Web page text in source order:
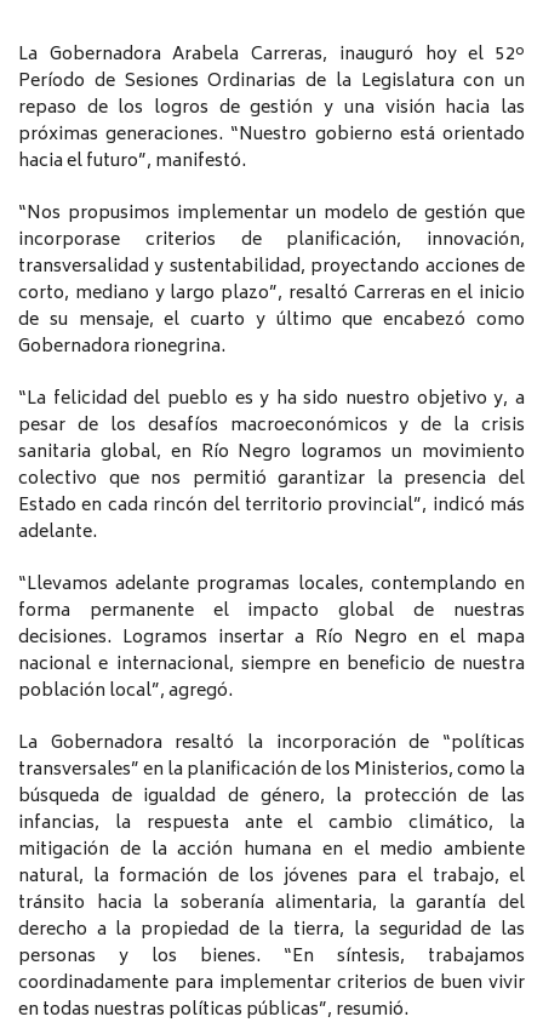
La Gobernadora Arabela Carreras, inauguró hoy el 52º
Período de Sesiones Ordinarias de la Legislatura con un
repaso de los logros de gestión y una visión hacia las
próximas generaciones. “Nuestro gobierno está orientado
hacia el futuro”, manifestó.
“Nos propusimos implementar un modelo de gestión que
incorporase criterios de planificación, innovación,
transversalidad y sustentabilidad, proyectando acciones de
corto, mediano y largo plazo”, resaltó Carreras en el inicio
de su mensaje, el cuarto y último que encabezó como
Gobernadora rionegrina.
“La felicidad del pueblo es y ha sido nuestro objetivo y, a
pesar de los desafíos macroeconómicos y de la crisis
sanitaria global, en Río Negro logramos un movimiento
colectivo que nos permitió garantizar la presencia del
Estado en cada rincón del territorio provincial”, indicó más
adelante.
“Llevamos adelante programas locales, contemplando en
forma permanente el impacto global de nuestras
decisiones. Logramos insertar a Río Negro en el mapa
nacional e internacional, siempre en beneficio de nuestra
población local”, agregó.
La Gobernadora resaltó la incorporación de “políticas
transversales” en la planificación de los Ministerios, como la
búsqueda de igualdad de género, la protección de las
infancias, la respuesta ante el cambio climático, la
mitigación de la acción humana en el medio ambiente
natural, la formación de los jóvenes para el trabajo, el
tránsito hacia la soberanía alimentaria, la garantía del
derecho a la propiedad de la tierra, la seguridad de las
personas y los bienes. “En síntesis, trabajamos
coordinadamente para implementar criterios de buen vivir
en todas nuestras políticas públicas”, resumió.